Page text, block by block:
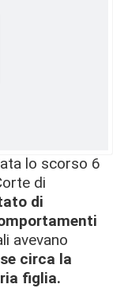
lo scorso 6
di
di
avevano
circa la
figlia.